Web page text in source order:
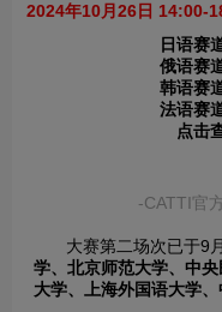
2024年10月26日 14:00-
日语赛
俄语赛
韩语赛
法语赛
点击
-CATTI官
大赛第二场次已于9
学、北京师范大学、中
大学、上海外国语大学